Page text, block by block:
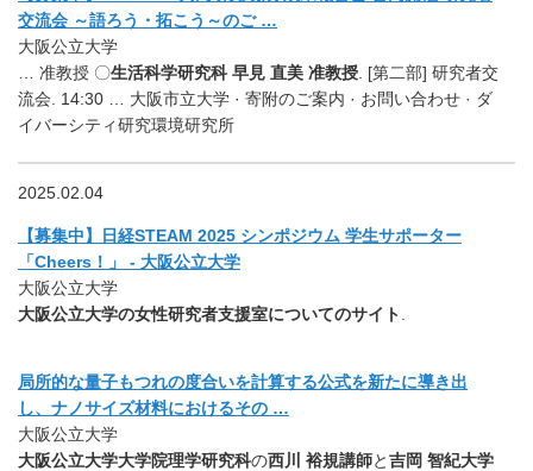
交流会 ～語ろう・拓こう～のご …
大阪公立大学
… 准教授 〇生活科学研究科 早見 直美 准教授 . [第二部] 研究者交
流会. 14:30 … 大阪市立大学 · 寄附のご案内 · お問い合わせ · ダ
イバーシティ研究環境研究所
2025.02.04
【募集中】日経STEAM 2025 シンポジウム 学生サポーター
「Cheers！」 - 大阪公立大学
大阪公立大学
大阪公立大学の女性研究者支援室についてのサイト
局所的な量子もつれの度合いを計算する公式を新たに導き出
し、ナノサイズ材料におけるその …
大阪公立大学
大阪公立大学大学院理学研究科の西川 裕規講師と吉岡 智紀大学